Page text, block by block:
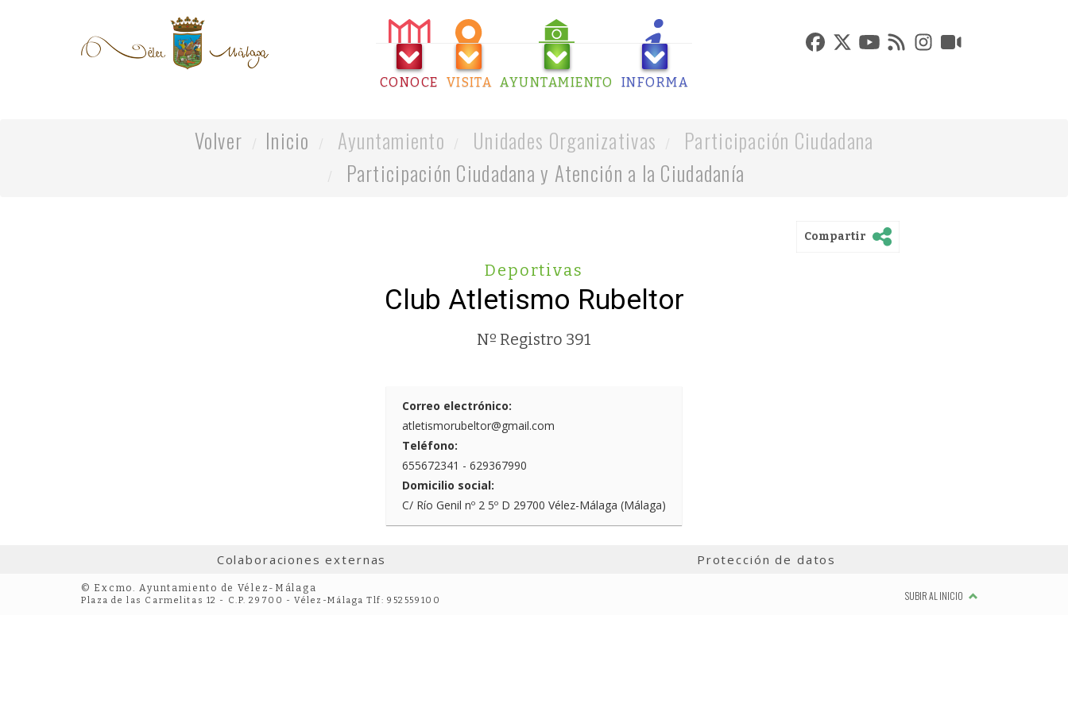
CONOCE VISITA AYUNTAMIENTO INFORMA
Volver Inicio Ayuntamiento Unidades Organizativas
Participación Ciudadana
Participación Ciudadana y Atención a la Ciudadanía
Compartir
Deportivas
Club Atletismo Rubeltor
Nº Registro 391
Correo electrónico:
atletismorubeltor@gmail.com
Teléfono:
655672341 - 629367990
Domicilio social:
C/ Río Genil nº 2 5º D 29700 Vélez-Málaga (Málaga)
Colaboraciones externas Protección de datos
© Excmo. Ayuntamiento de Vélez-Málaga
Plaza de las Carmelitas 12 - C.P. 29700 - Vélez-Málaga Tlf: 952559100 SUBIR AL INICIO